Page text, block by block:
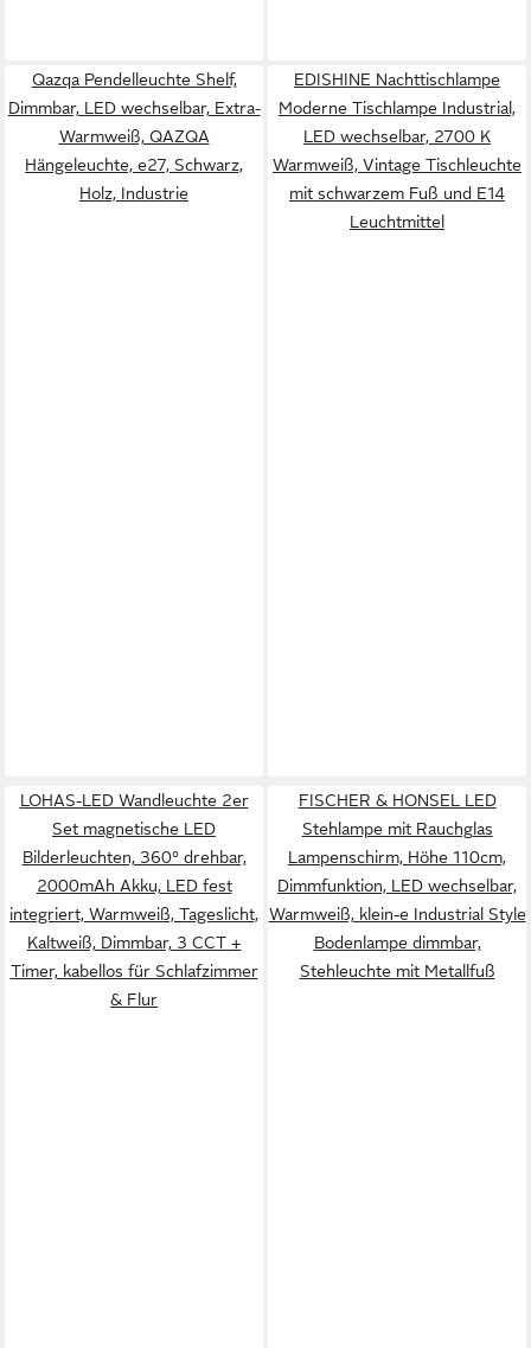
Qazqa Pendelleuchte Shelf,
Dimmbar, LED wechselbar, Extra-
Warmweiß, QAZQA
Hängeleuchte, e27, Schwarz,
Holz, Industrie
EDISHINE Nachttischlampe
Moderne Tischlampe Industrial,
LED wechselbar, 2700 K
Warmweiß, Vintage Tischleuchte
mit schwarzem Fuß und E14
Leuchtmittel
LOHAS-LED Wandleuchte 2er
Set magnetische LED
Bilderleuchten, 360° drehbar,
2000mAh Akku, LED fest
integriert, Warmweiß, Tageslicht,
Kaltweiß, Dimmbar, 3 CCT +
Timer, kabellos für Schlafzimmer
& Flur
FISCHER & HONSEL LED
Stehlampe mit Rauchglas
Lampenschirm, Höhe 110cm,
Dimmfunktion, LED wechselbar,
Warmweiß, klein-e Industrial Style
Bodenlampe dimmbar,
Stehleuchte mit Metallfuß